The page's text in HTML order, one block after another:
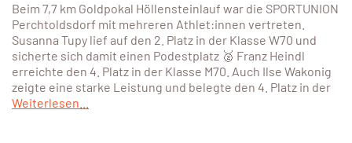
Beim 7,7 km Goldpokal Höllensteinlauf war die SPORTUNION
Perchtoldsdorf mit mehreren Athlet:innen vertreten.
Susanna Tupy lief auf den 2. Platz in der Klasse W70 und
sicherte sich damit einen Podestplatz 🥈 Franz Heindl
erreichte den 4. Platz in der Klasse M70. Auch Ilse Wakonig
zeigte eine starke Leistung und belegte den 4. Platz in der
Weiterlesen...